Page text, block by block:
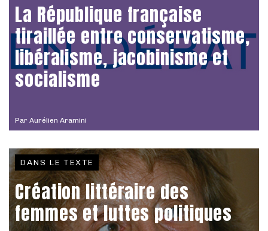
Par Aurélien Aramini
La République française
tiraillée entre conservatisme,
libéralisme, jacobinisme et
socialisme
DANS LE TEXTE
Création littéraire des
femmes et luttes politiques